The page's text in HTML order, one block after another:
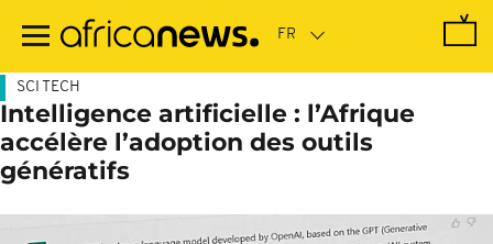
contenu
SCI TECH
Intelligence artificielle : l’Afrique
accélère l’adoption des outils
génératifs